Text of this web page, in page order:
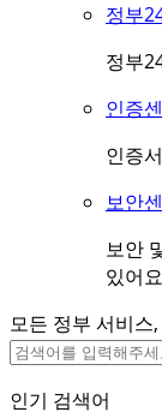
정부
정부
인증
인증
보안
보안
있어요
모든 정부 서비스
인기 검색어